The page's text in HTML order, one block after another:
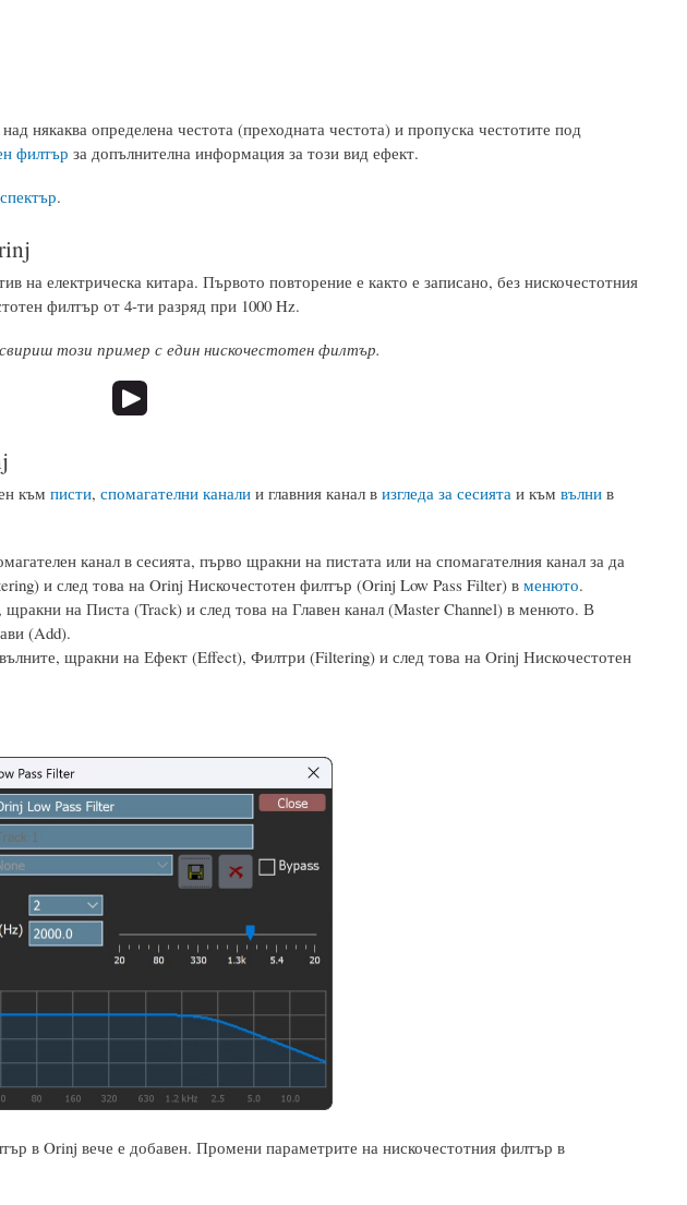
някаква определена честота (преходната честота) и пропуска честотите под
филтър за допълнителна информация за този вид ефект.
.
на електрическа китара. Първото повторение е както е записано, без нискочестотния
филтър от 4-ти разряд при 1000 Hz.
този пример с един нискочестотен филтър.
към писти, спомагателни каналии главния канал в изгледа за сесията и към вълнив
канал в сесията, първо щракни на пистата или на спомагателния канал за да
и след това на Orinj Нискочестотен филтър (Orinj Low Pass Filter) в менюто.
на Писта (Track) и след това на Главен канал (Master Channel) в менюто. В
(Add).
щракни на Ефект (Effect), Филтри (Filtering) и след това на Orinj Нискочестотен
в Orinj вече е добавен. Промени параметрите на нискочестотния филтър в